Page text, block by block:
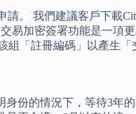
。 我們建議客戶下載
加密簽署功能是一項
「註冊編碼」以產生「
份的情況下，等待3年